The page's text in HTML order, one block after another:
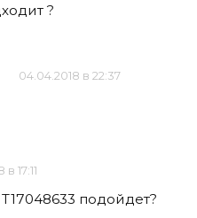
?
04.04.2018 в 22:37
в 17:11
подойдет?